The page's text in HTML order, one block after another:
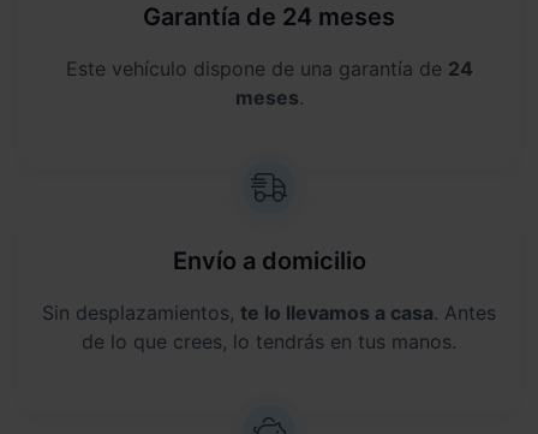
Garantía de 24 meses
Este vehículo dispone de una garantía de 24
meses.
Envío a domicilio
Sin desplazamientos, te lo llevamos a casa. Antes
de lo que crees, lo tendrás en tus manos.